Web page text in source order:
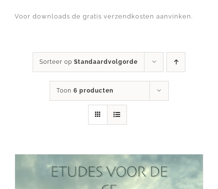
Voor downloads de gratis verzendkosten aanvinken.
Sorteer op Standaardvolgorde
Toon 6 producten